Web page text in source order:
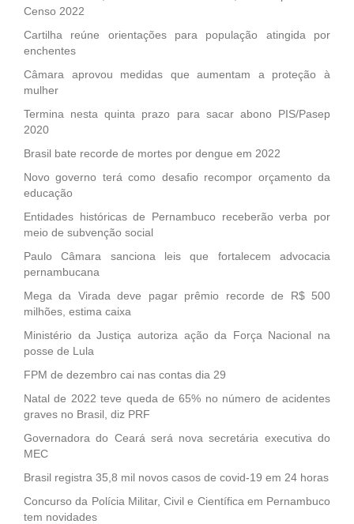
Censo 2022
Cartilha reúne orientações para população atingida por
enchentes
Câmara aprovou medidas que aumentam a proteção à
mulher
Termina nesta quinta prazo para sacar abono PIS/Pasep
2020
Brasil bate recorde de mortes por dengue em 2022
Novo governo terá como desafio recompor orçamento da
educação
Entidades históricas de Pernambuco receberão verba por
meio de subvenção social
Paulo Câmara sanciona leis que fortalecem advocacia
pernambucana
Mega da Virada deve pagar prêmio recorde de R$ 500
milhões, estima caixa
Ministério da Justiça autoriza ação da Força Nacional na
posse de Lula
FPM de dezembro cai nas contas dia 29
Natal de 2022 teve queda de 65% no número de acidentes
graves no Brasil, diz PRF
Governadora do Ceará será nova secretária executiva do
MEC
Brasil registra 35,8 mil novos casos de covid-19 em 24 horas
Concurso da Polícia Militar, Civil e Científica em Pernambuco
tem novidades